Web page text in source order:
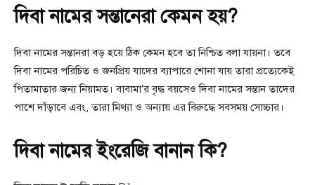
দিবা নামের সন্তানেরা কেমন হয়?
দিবা নামের সন্তানরা বড় হয়ে ঠিক কেমন হবে তা নিশ্চিত বলা যায়না। তবে
দিবা নামের পরিচিত ও জনপ্রিয় যাদের ব্যাপারে শোনা যায় তারা প্রত্যেকেই
পিতামাতার জন্য নিয়ামত। বাবামা’র বৃদ্ধ বয়সেও দিবা নামের সন্তান তাদের
পাশে দাঁড়াবে এবং, তারা মিথ্যা ও অন্যায় এর বিরুদ্ধে সবসময় সোচ্চার।
দিবা নামের ইংরেজি বানান কি?